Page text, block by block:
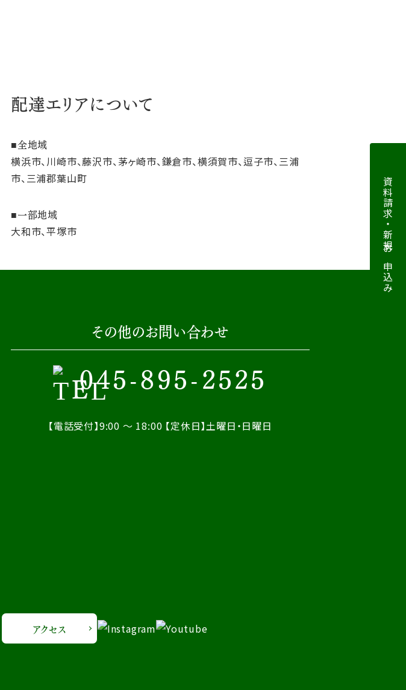
配達エリアについて
全地域
横浜市、川崎市、藤沢市、茅ヶ崎市、鎌倉市、横須賀市、逗子市、三浦
市、三浦郡葉山町
一部地域
大和市、平塚市
その他のお問い合わせ
045-895-2525
【電話受付】9:00 ～ 18:00 【定休日】土曜日・日曜日
アクセス
資料請求・新規お申込み